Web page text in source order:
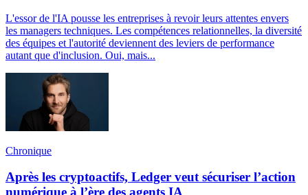
L'essor de l'IA pousse les entreprises à revoir leurs attentes envers
les managers techniques. Les compétences relationnelles, la diversité
des équipes et l'autorité deviennent des leviers de performance
autant que d'inclusion. Oui, mais...
Chronique
Après les cryptoactifs, Ledger veut sécuriser l’action